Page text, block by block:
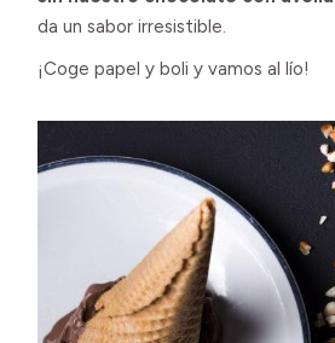
da un sabor irresistible.
¡Coge papel y boli y vamos al lío!